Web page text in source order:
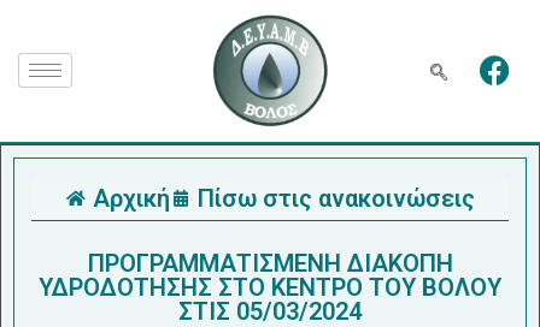
Αρχική Πίσω στις ανακοινώσεις
ΠΡΟΓΡΑΜΜΑΤΙΣΜΕΝΗ ΔΙΑΚΟΠΗ
ΥΔΡΟΔΟΤΗΣΗΣ ΣΤΟ ΚΕΝΤΡΟ ΤΟΥ ΒΟΛΟΥ
ΣΤΙΣ 05/03/2024